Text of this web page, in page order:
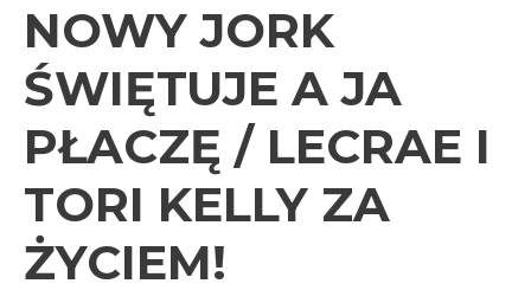
NOWY JORK
ŚWIĘTUJE A JA
PŁACZĘ / LECRAE I
TORI KELLY ZA
ŻYCIEM!